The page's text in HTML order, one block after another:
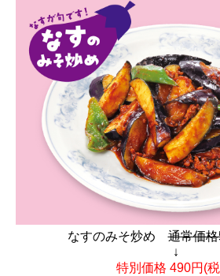
なすのみそ炒め通常価
↓
特別価格 490円(